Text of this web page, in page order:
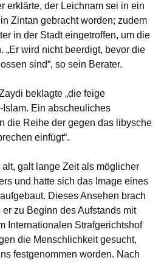
erklärte, der Leichnam sei in ein
Zintan gebracht worden; zudem
in der Stadt eingetroffen, um die
„Er wird nicht beerdigt, bevor die
sind“, so sein Berater.
beklagte „die feige
Islam. Ein abscheuliches
die Reihe der gegen das libysche
einfügt“.
galt lange Zeit als möglicher
und hatte sich das Image eines
Dieses Ansehen brach
zu Beginn des Aufstands mit
Internationalen Strafgerichtshof
die Menschlichkeit gesucht,
festgenommen worden. Nach